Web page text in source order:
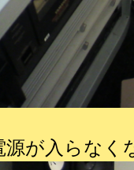
源が入らなく